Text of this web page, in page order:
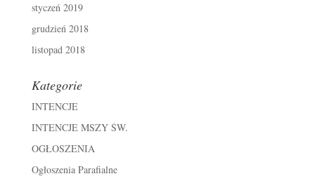
styczeń 2019
grudzień 2018
listopad 2018
Kategorie
INTENCJE
INTENCJE MSZY ŚW.
OGŁOSZENIA
Ogłoszenia Parafialne